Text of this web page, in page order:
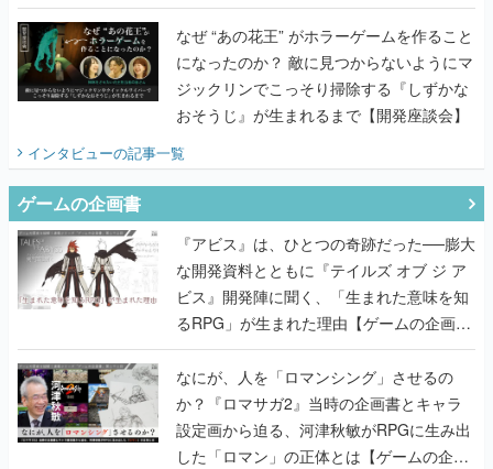
てみた
なぜ “あの花王” がホラーゲームを作ること
になったのか？ 敵に見つからないようにマ
ジックリンでこっそり掃除する『しずかな
おそうじ』が生まれるまで【開発座談会】
インタビューの記事一覧
ゲームの企画書
『アビス』は、ひとつの奇跡だった──膨大
な開発資料とともに『テイルズ オブ ジ ア
ビス』開発陣に聞く、「生まれた意味を知
るRPG」が生まれた理由【ゲームの企画
書】
なにが、人を「ロマンシング」させるの
か？『ロマサガ2』当時の企画書とキャラ
設定画から迫る、河津秋敏がRPGに生み出
した「ロマン」の正体とは【ゲームの企画